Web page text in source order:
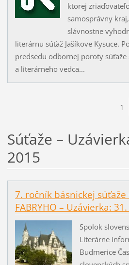
ktorej
samosprávny
slávnostne
literárnu súťaž Jašíkove Kysuce.
predsedu odbornej poroty súťaže
a literárneho vedca...
1
Súťaže –
2015
7. ročník básnickej súťaže
FABRYHO – Uzávierka:
Spolok
Literárne
Budmerice